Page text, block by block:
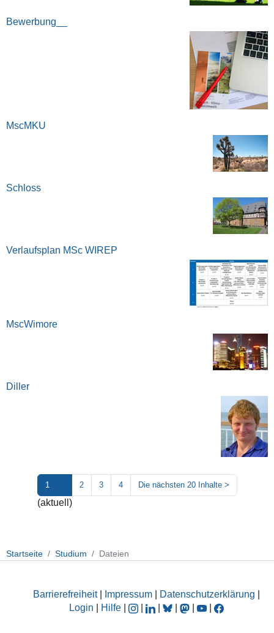
Bewerbung__
MscMKU
Schloss
Verlaufsplan MSc WIREP
MscWimore
Diller
1
(aktuell)
2 3 4 Die nächsten 20 Inhalte >
Startseite Studium Dateien
Barrierefreiheit| Impressum Datenschutzerklärung
Login
Hilfe